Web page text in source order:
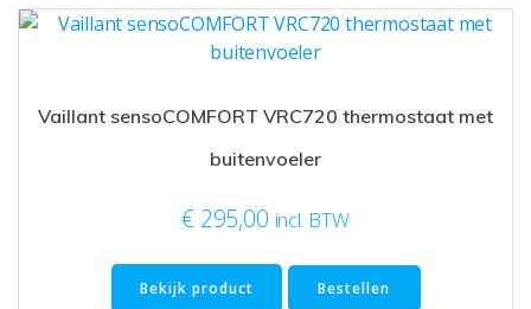
Vaillant sensoCOMFORT VRC720 thermostaat met
buitenvoeler
€ 295,00 incl. BTW
Bekijk product Bestellen